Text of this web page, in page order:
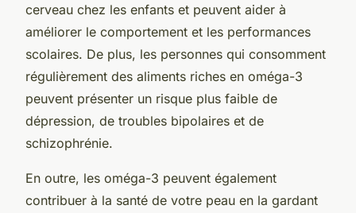
cerveau chez les enfants et peuvent aider à
améliorer le comportement et les performances
scolaires. De plus, les personnes qui consomment
régulièrement des aliments riches en oméga-3
peuvent présenter un risque plus faible de
dépression, de troubles bipolaires et de
schizophrénie.
En outre, les oméga-3 peuvent également
contribuer à la santé de votre peau en la gardant